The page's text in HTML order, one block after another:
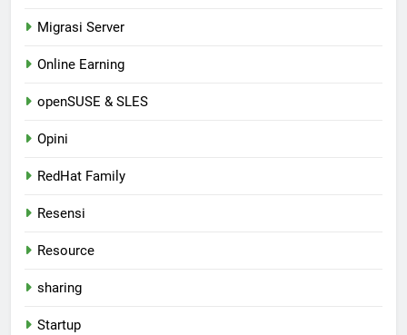
Migrasi Server
Online Earning
openSUSE & SLES
Opini
RedHat Family
Resensi
Resource
sharing
Startup